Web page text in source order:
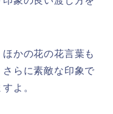
かの花の花言葉も
らに素敵な印象で
よ。